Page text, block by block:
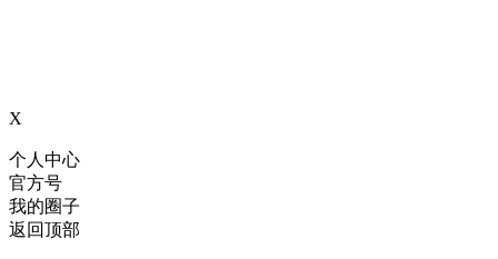
X
个人中心
官方号
我的圈子
返回顶部